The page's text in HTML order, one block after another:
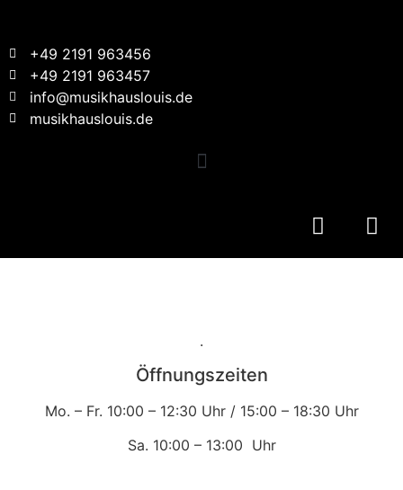
+49 2191 963456
+49 2191 963457
info@musikhauslouis.de
musikhauslouis.de
.
Öffnungszeiten
Mo. – Fr. 10:00 – 12:30 Uhr / 15:00 – 18:30 Uhr
Sa. 10:00 – 13:00 Uhr